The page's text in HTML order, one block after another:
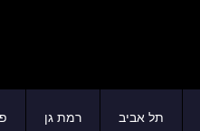
תל אביב רמת גן